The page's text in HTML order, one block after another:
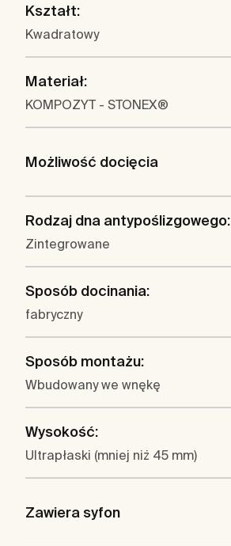
Kształt:
Kwadratowy
Materiał:
KOMPOZYT - STONEX®
Możliwość docięcia
Rodzaj dna antypoślizgowego:
Zintegrowane
Sposób docinania:
fabryczny
Sposób montażu:
Wbudowany we wnękę
Wysokość:
Ultrapłaski (mniej niż 45 mm)
Zawiera syfon